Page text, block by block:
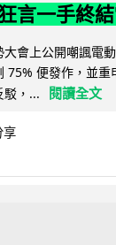
言一手終
會上公開嘲諷電
75% 便發作，並重
駁，...
閱讀全文
享